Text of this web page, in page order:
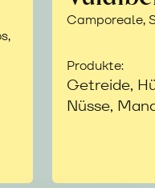
Camporeale,
Produkte:
Getreide,
Nüsse,